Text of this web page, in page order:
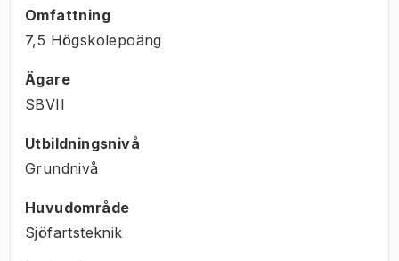
Omfattning
7,5 Högskolepoäng
Ägare
SBVII
Utbildningsnivå
Grundnivå
Huvudområde
Sjöfartsteknik